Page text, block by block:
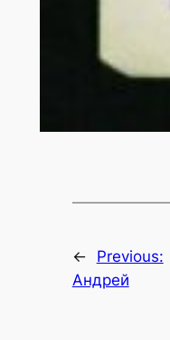
←
Previous:
Андрей